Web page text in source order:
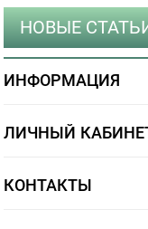
НОВЫЕ
ИНФОРМАЦИЯ
ЛИЧНЫЙ
КОНТАКТЫ